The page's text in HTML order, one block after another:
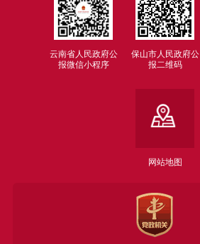
云南省人民政府公
报微信小程序
保山市人民政府公
报二维码
网站地图